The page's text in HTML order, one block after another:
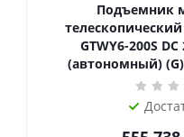
Подъемник
телескопический 200 кг 6
GTWY6-200S
(автономный)